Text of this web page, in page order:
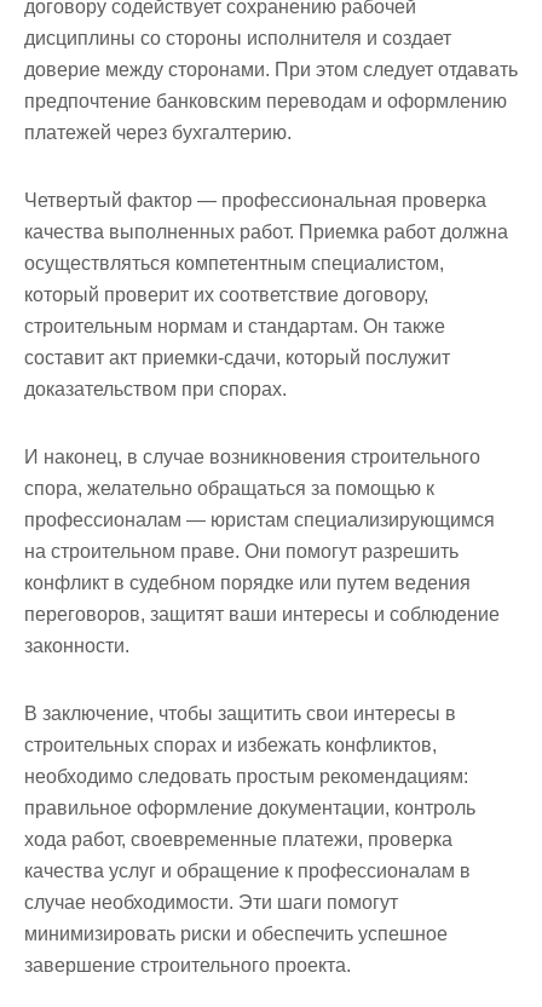
договору содействует сохранению рабочей
дисциплины со стороны исполнителя и создает
доверие между сторонами. При этом следует отдавать
предпочтение банковским переводам и оформлению
платежей через бухгалтерию.
Четвертый фактор — профессиональная проверка
качества выполненных работ. Приемка работ должна
осуществляться компетентным специалистом,
который проверит их соответствие договору,
строительным нормам и стандартам. Он также
составит акт приемки-сдачи, который послужит
доказательством при спорах.
И наконец, в случае возникновения строительного
спора, желательно обращаться за помощью к
профессионалам — юристам специализирующимся
на строительном праве. Они помогут разрешить
конфликт в судебном порядке или путем ведения
переговоров, защитят ваши интересы и соблюдение
законности.
В заключение, чтобы защитить свои интересы в
строительных спорах и избежать конфликтов,
необходимо следовать простым рекомендациям:
правильное оформление документации, контроль
хода работ, своевременные платежи, проверка
качества услуг и обращение к профессионалам в
случае необходимости. Эти шаги помогут
минимизировать риски и обеспечить успешное
завершение строительного проекта.